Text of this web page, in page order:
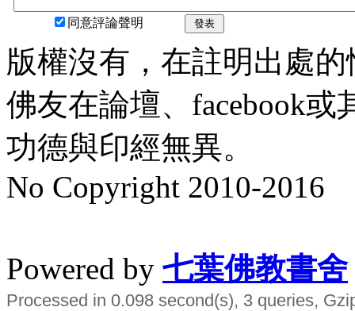
同意評論聲明 發表
版權沒有，在註明出處
佛友在論壇、facebook
功德與印經無異。
No Copyright 2010-2016
Powered by 七葉佛教書舍
Processed in 0.098 second(s), 3 queries,